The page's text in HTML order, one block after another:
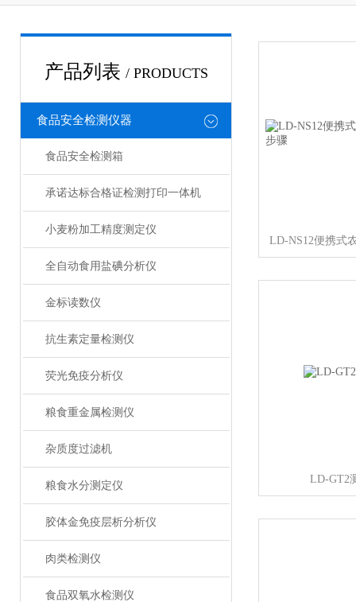
产品列表 / PRODUCTS
食品安全检测仪器
食品安全检测箱
承诺达标合格证检测打印一体机
小麦粉加工精度测定仪
全自动食用盐碘分析仪
金标读数仪
抗生素定量检测仪
荧光免疫分析仪
粮食重金属检测仪
杂质度过滤机
粮食水分测定仪
胶体金免疫层析分析仪
肉类检测仪
食品双氧水检测仪
LD-GT2